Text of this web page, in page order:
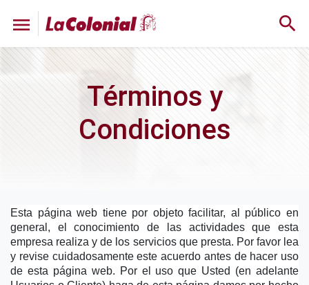
menu search
Términos y
Condiciones
Esta página web tiene por objeto facilitar, al público en
general, el conocimiento de las actividades que esta
empresa realiza y de los servicios que presta. Por favor lea
y revise cuidadosamente este acuerdo antes de hacer uso
de esta página web. Por el uso que Usted (en adelante